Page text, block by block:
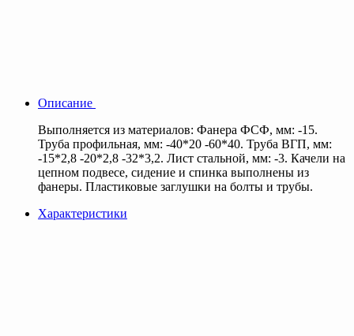
Описание
Выполняется из материалов: Фанера ФСФ, мм: -15.
Труба профильная, мм: -40*20 -60*40. Труба ВГП, мм:
-15*2,8 -20*2,8 -32*3,2. Лист стальной, мм: -3. Качели на
цепном подвесе, сидение и спинка выполнены из
фанеры. Пластиковые заглушки на болты и трубы.
Характеристики